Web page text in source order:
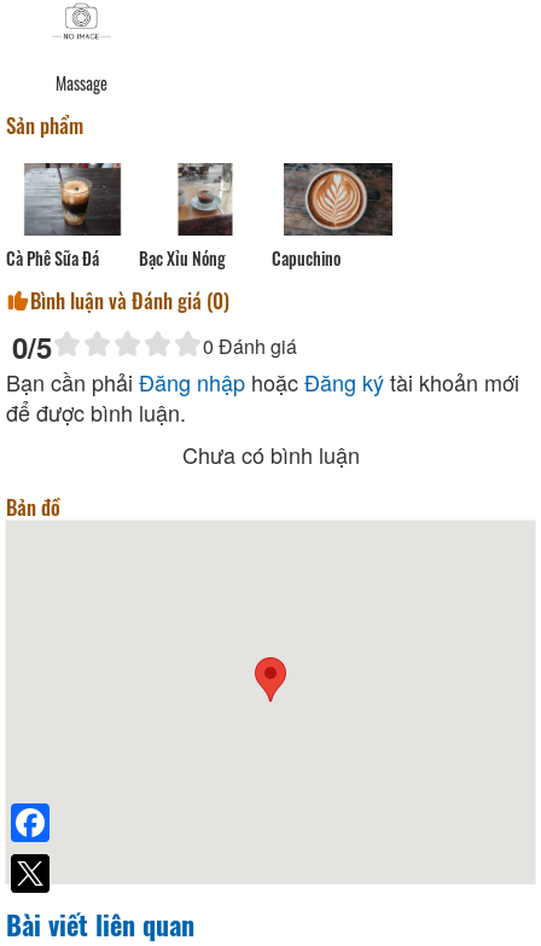
Massage
Sản phẩm
Cà Phê Sữa Đá Bạc Xỉu Nóng Capuchino
Bình luận và Đánh giá (0)
0/5 0 Đánh giá
Bạn cần phải Đăng nhập hoặcĐăng kýtài khoản mới
để được bình luận.
Chưa có bình luận
Bản đồ
Bài viết liên quan
Facebook